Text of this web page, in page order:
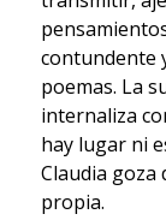
contundente
poemas. La
internaliza
hay lugar ni
Claudia
propia.